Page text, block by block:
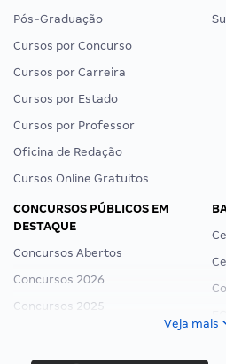
Pós-Graduação
Cursos por Concurso
Cursos por Carreira
Cursos por Estado
Cursos por Professor
Oficina de Redação
Cursos Online Gratuitos
CONCURSOS PÚBLICOS EM
DESTAQUE
Concursos Abertos
Concursos 2026
Concursos 2025
Concurso Ibama
Veja mais